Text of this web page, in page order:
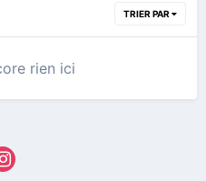
TRIER PAR
rien ici